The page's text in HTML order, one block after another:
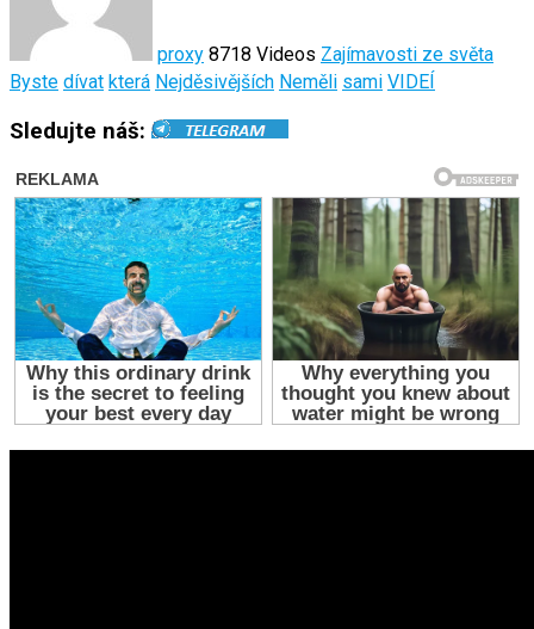
proxy 8718 Videos Zajímavosti ze světa
Byste dívat která Nejděsivějších Neměli sami VIDEÍ
Sledujte náš: